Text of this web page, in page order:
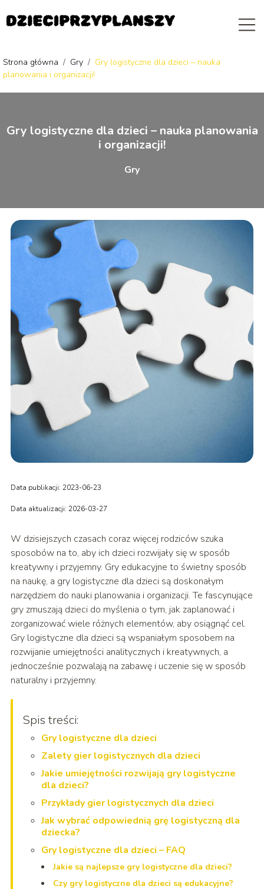
Strona główna / Gry / Gry logistyczne dla dzieci – nauka
planowania i organizacji!
Gry logistyczne dla dzieci – nauka planowania
i organizacji!
Gry
Data publikacji: 2023-06-23
Data aktualizacji: 2026-03-27
W dzisiejszych czasach coraz więcej rodziców szuka
sposobów na to, aby ich dzieci rozwijały się w sposób
kreatywny i przyjemny. Gry edukacyjne to świetny sposób
na naukę, a gry logistyczne dla dzieci są doskonałym
narzędziem do nauki planowania i organizacji. Te fascynujące
gry zmuszają dzieci do myślenia o tym, jak zaplanować i
zorganizować wiele różnych elementów, aby osiągnąć cel.
Gry logistyczne dla dzieci są wspaniałym sposobem na
rozwijanie umiejętności analitycznych i kreatywnych, a
jednocześnie pozwalają na zabawę i uczenie się w sposób
naturalny i przyjemny.
Spis treści:
Gry logistyczne dla dzieci
Zalety gier logistycznych dla dzieci
Jakie umiejętności rozwijają gry logistyczne
dla dzieci?
Przykłady gier logistycznych dla dzieci
Jak wybrać odpowiednią grę logistyczną dla
dziecka?
Gry logistyczne dla dzieci – FAQ
Jakie są najlepsze gry logistyczne dla dzieci?
Czy gry logistyczne dla dzieci są edukacyjne?